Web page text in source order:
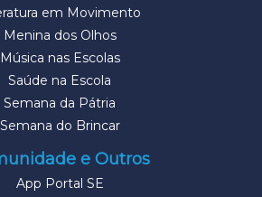
em Movimento
Menina dos Olhos
Música nas Escolas
Saúde na Escola
Semana da Pátria
Semana do Brincar
e Outros
App Portal SE